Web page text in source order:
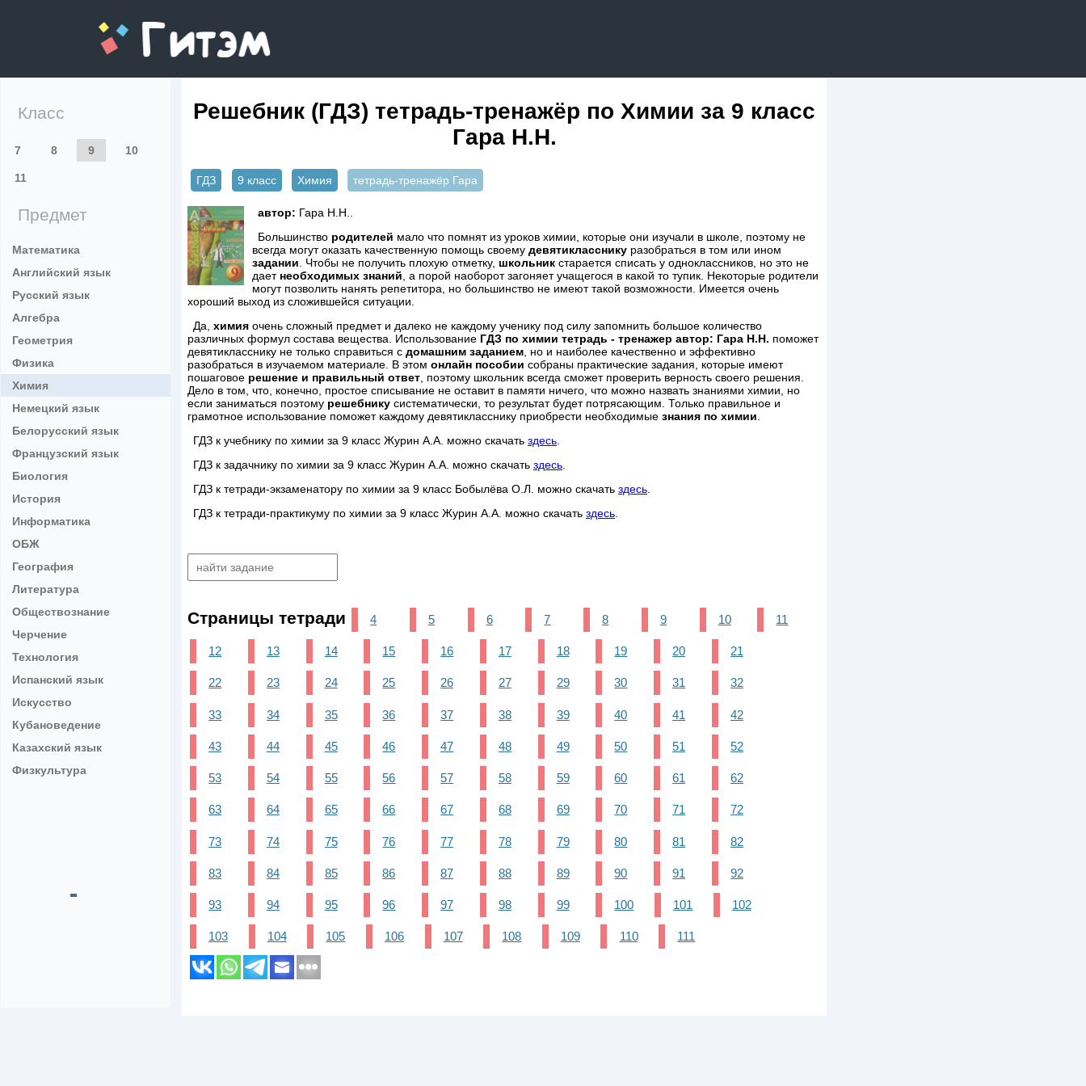
gitem.me
Класс
7 8 9 10
11
Предмет
Математика
Английский язык
Русский язык
Алгебра
Геометрия
Физика
Химия
Немецкий язык
Белорусский язык
Французский язык
Биология
История
Информатика
ОБЖ
География
Литература
Обществознание
Черчение
Технология
Испанский язык
Искусство
Кубановедение
Казахский язык
Физкультура
Решебник (ГДЗ) тетрадь-тренажёр по Химии за 9 класс
Гара Н.Н.
ГДЗ 9 класс Химия тетрадь-тренажёр Гара
автор: Гара Н.Н..
Большинство родителей мало что помнят из уроков химии, которые они изучали в школе, поэтому не
всегда могут оказать качественную помощь своему девятикласснику разобраться в том или ином
задании. Чтобы не получить плохую отметку, школьник старается списать у одноклассников, но это не
дает необходимых знаний, а порой наоборот загоняет учащегося в какой то тупик. Некоторые родители
могут позволить нанять репетитора, но большинство не имеют такой возможности. Имеется очень
хороший выход из сложившейся ситуации.
Да, химия очень сложный предмет и далеко не каждому ученику под силу запомнить большое количество
различных формул состава вещества. Использование ГДЗ по химии тетрадь - тренажер автор: Гара Н.Н. поможет
девятикласснику не только справиться с домашним заданием, но и наиболее качественно и эффективно
разобраться в изучаемом материале. В этом онлайн пособии собраны практические задания, которые имеют
пошаговое решение и правильный ответ, поэтому школьник всегда сможет проверить верность своего решения.
Дело в том, что, конечно, простое списывание не оставит в памяти ничего, что можно назвать знаниями химии, но
если заниматься поэтому решебнику систематически, то результат будет потрясающим. Только правильное и
грамотное использование поможет каждому девятикласснику приобрести необходимые знания по химии.
ГДЗ к учебнику по химии за 9 класс Журин А.А. можно скачать здесь.
ГДЗ к задачнику по химии за 9 класс Журин А.А. можно скачать здесь.
ГДЗ к тетради-экзаменатору по химии за 9 класс Бобылёва О.Л. можно скачать здесь.
ГДЗ к тетради-практикуму по химии за 9 класс Журин А.А. можно скачать здесь.
Страницы тетради 4 5 6 7 8 9 10 11
12 13 14 15 16 17 18 19 20 21
22 23 24 25 26 27 29 30 31 32
33 34 35 36 37 38 39 40 41 42
43 44 45 46 47 48 49 50 51 52
53 54 55 56 57 58 59 60 61 62
63 64 65 66 67 68 69 70 71 72
73 74 75 76 77 78 79 80 81 82
83 84 85 86 87 88 89 90 91 92
93 94 95 96 97 98 99 100 101 102
103 104 105 106 107 108 109 110 111